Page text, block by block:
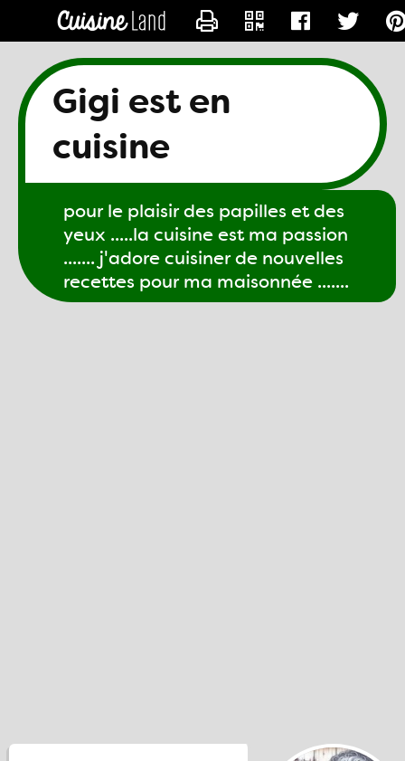
Gigi est en
cuisine
pour le plaisir des papilles et des
yeux .....la cuisine est ma passion
....... j'adore cuisiner de nouvelles
recettes pour ma maisonnée .......
CONTACTER GIGI61